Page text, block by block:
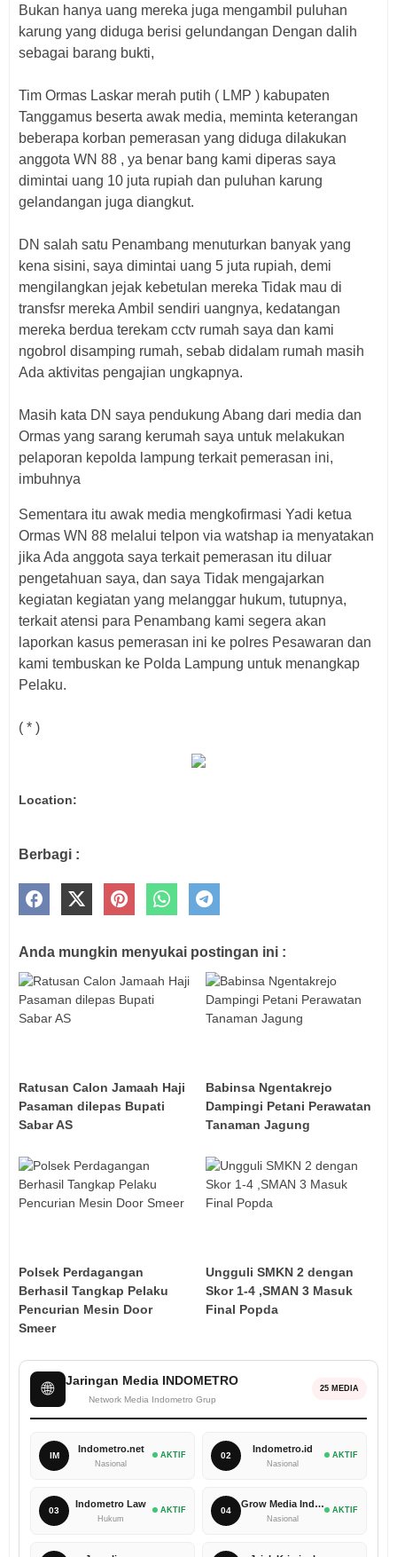
Bukan hanya uang mereka juga mengambil puluhan
karung yang diduga berisi gelundangan Dengan dalih
sebagai barang bukti,
Tim Ormas Laskar merah putih ( LMP ) kabupaten
Tanggamus beserta awak media, meminta keterangan
beberapa korban pemerasan yang diduga dilakukan
anggota WN 88 , ya benar bang kami diperas saya
dimintai uang 10 juta rupiah dan puluhan karung
gelandangan juga diangkut.
DN salah satu Penambang menuturkan banyak yang
kena sisini, saya dimintai uang 5 juta rupiah, demi
mengilangkan jejak kebetulan mereka Tidak mau di
transfsr mereka Ambil sendiri uangnya, kedatangan
mereka berdua terekam cctv rumah saya dan kami
ngobrol disamping rumah, sebab didalam rumah masih
Ada aktivitas pengajian ungkapnya.
Masih kata DN saya pendukung Abang dari media dan
Ormas yang sarang kerumah saya untuk melakukan
pelaporan kepolda lampung terkait pemerasan ini,
imbuhnya
Sementara itu awak media mengkofirmasi Yadi ketua
Ormas WN 88 melalui telpon via watshap ia menyatakan
jika Ada anggota saya terkait pemerasan itu diluar
pengetahuan saya, dan saya Tidak mengajarkan
kegiatan kegiatan yang melanggar hukum, tutupnya,
terkait atensi para Penambang kami segera akan
laporkan kasus pemerasan ini ke polres Pesawaran dan
kami tembuskan ke Polda Lampung untuk menangkap
Pelaku.
( * )
Location:
Berbagi :
Anda mungkin menyukai postingan ini :
Ratusan Calon Jamaah Haji
Pasaman dilepas Bupati
Sabar AS
Babinsa Ngentakrejo
Dampingi Petani Perawatan
Tanaman Jagung
Polsek Perdagangan
Berhasil Tangkap Pelaku
Pencurian Mesin Door
Smeer
Ungguli SMKN 2 dengan
Skor 1-4 ,SMAN 3 Masuk
Final Popda
🌐 Jaringan Media INDOMETRO
Network Media Indometro Grup
25 MEDIA
IM
Indometro.net
Nasional
AKTIF 02
Indometro.id
Nasional
AKTIF
03
Indometro Law
Hukum
AKTIF 04
Grow Media Indonesia
Nasional
AKTIF